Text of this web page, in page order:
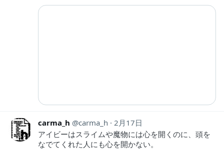
carma_h carma_h
2月17日
アイビーはスライムや魔物には心を開くのに、頭を
なでてくれた人にも心を開かない。